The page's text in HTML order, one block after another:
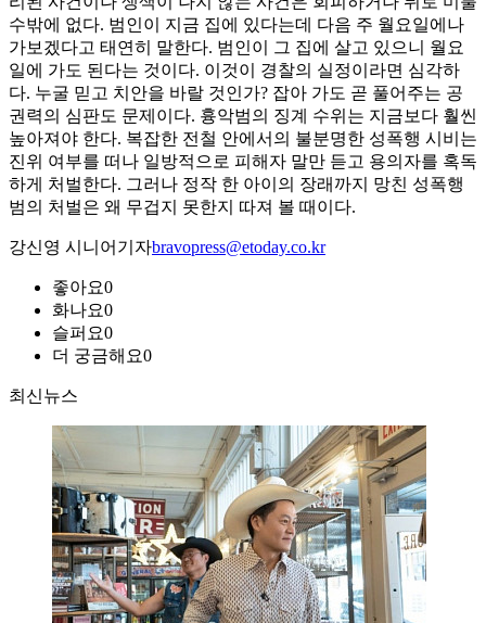
수밖에 없다. 범인이 지금 집에 있다는데 다음 주 월요일에나
가보겠다고 태연히 말한다. 범인이 그 집에 살고 있으니 월요
일에 가도 된다는 것이다. 이것이 경찰의 실정이라면 심각하
다. 누굴 믿고 치안을 바랄 것인가? 잡아 가도 곧 풀어주는 공
권력의 심판도 문제이다. 흉악범의 징계 수위는 지금보다 훨씬
높아져야 한다. 복잡한 전철 안에서의 불분명한 성폭행 시비는
진위 여부를 떠나 일방적으로 피해자 말만 듣고 용의자를 혹독
하게 처벌한다. 그러나 정작 한 아이의 장래까지 망친 성폭행
범의 처벌은 왜 무겁지 못한지 따져 볼 때이다.
강신영 시니어기자bravopress@etoday.co.kr
좋아요0
화나요0
슬퍼요0
더 궁금해요0
최신뉴스